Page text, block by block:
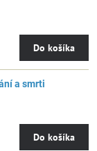
Do košíka
a smrti
Do košíka